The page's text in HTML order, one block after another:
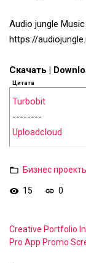
Audio jungle Music
https://
Скачать |
Цитата
Turbobit
--------
Uploadcloud
Бизнес
15 0
Creative Portfolio
Pro App Promo